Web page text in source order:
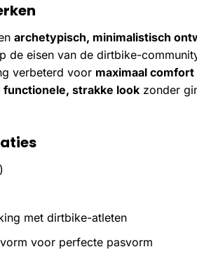
archetypisch, minimalistisch
de eisen van de dirtbike-
verbeterd voor maximaal comfort
functionele, strakke look zonder
met dirtbike-atleten
voor perfecte pasvorm